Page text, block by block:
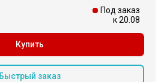
Под заказ
к 20.08
Купить
Быстрый заказ